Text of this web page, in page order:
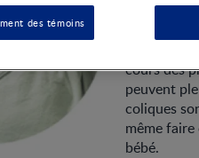
pleure
semaine,
cours des
peuvent
coliques
même
bébé.
des témoins